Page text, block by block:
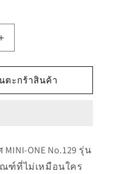
สำหรับ
05351
ONE
No.129
ตะกร้าสินค้า
ONE No.129 รุ่น
ณฑ์ที่ไม่เหมือนใคร